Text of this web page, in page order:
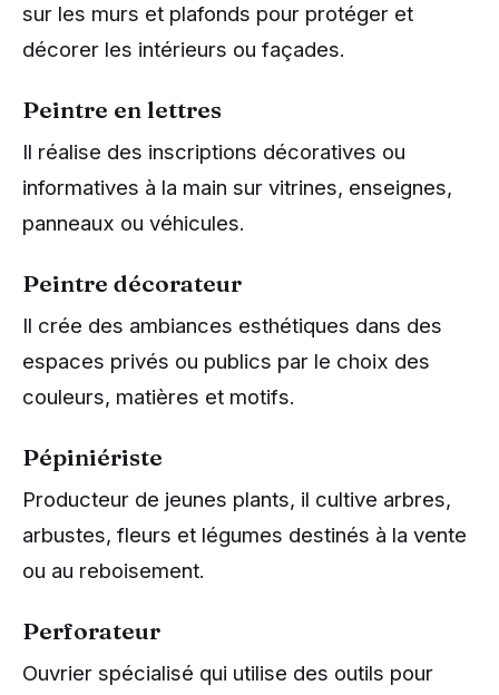
sur les murs et plafonds pour protéger et
décorer les intérieurs ou façades.
Peintre en lettres
Il réalise des inscriptions décoratives ou
informatives à la main sur vitrines, enseignes,
panneaux ou véhicules.
Peintre décorateur
Il crée des ambiances esthétiques dans des
espaces privés ou publics par le choix des
couleurs, matières et motifs.
Pépiniériste
Producteur de jeunes plants, il cultive arbres,
arbustes, fleurs et légumes destinés à la vente
ou au reboisement.
Perforateur
Ouvrier spécialisé qui utilise des outils pour